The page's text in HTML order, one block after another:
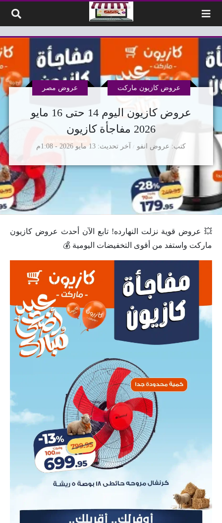
عروض كازيون اليوم 14 حتى 16 مايو
2026 مفاجأة كازيون
كتب عروض انفو
عروض كازيون ماركت عروض مصر
آخر تحديث 13 مايو 2026 - 1:08م
💥 عروض قوية نزلت النهارده! تابع الآن أحدث عروض كازيون
ماركت واستفد من أقوى التخفيضات اليومية 💰